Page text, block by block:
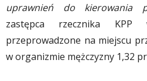
uprawnień do kierowania
zastępca rzecznika KPP
przeprowadzone na miejscu
w organizmie mężczyzny 1,32